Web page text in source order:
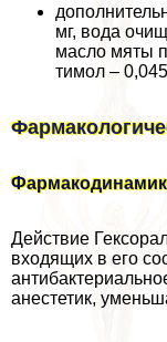
мг, вода
масло мяты
тимол –
Действие
входящих в его
анестетик,